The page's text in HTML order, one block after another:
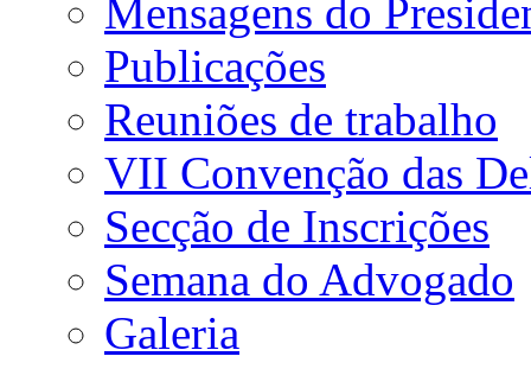
Mensagens do
Publicações
Reuniões de trabalho
VII Convenção das
Secção de Inscrições
Semana do Advogado
Galeria